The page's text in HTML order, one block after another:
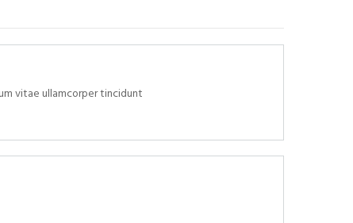
vitae ullamcorper tincidunt